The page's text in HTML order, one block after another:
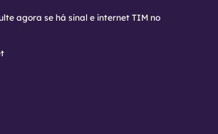
agora se há sinal e internet TIM no